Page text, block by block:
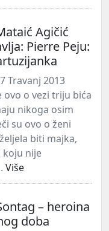
Agičić
Pierre Peju:
Travanj 2013
ovo o vezi triju bića
nikoga osim
su ovo o ženi
biti majka,
koju nije
Više
– heroina
doba